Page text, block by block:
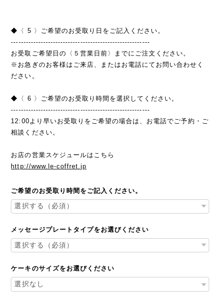
◆〈 5 〉ご希望のお受取り日をご記入ください。
--------------------------------------------------------
お受取ご希望日の〈５営業日前〉までにご注文ください。
※お急ぎのお客様はご来店、またはお電話にてお問い合わせく
ださい。
◆〈 6 〉ご希望のお受取り時間を選択してください。
--------------------------------------------------------
12:00より早いお受取りをご希望の場合は、お電話でご予約・ご
相談ください。
お店の営業スケジュールはこちら
http://www.le-coffret.jp
ご希望のお受取り時間をご記入ください。
メッセージプレートタイプをお選びください
ケーキのサイズをお選びください